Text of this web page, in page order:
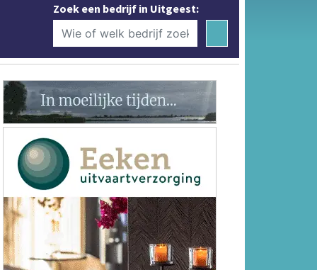
Zoek een bedrijf in Uitgeest: